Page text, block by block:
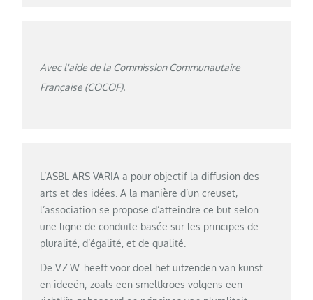
Avec l'aide de la Commission Communautaire
Française (COCOF).
L’ASBL ARS VARIA a pour objectif la diffusion des
arts et des idées. A la manière d’un creuset,
l’association se propose d’atteindre ce but selon
une ligne de conduite basée sur les principes de
pluralité, d’égalité, et de qualité.
De V.Z.W. heeft voor doel het uitzenden van kunst
en ideeën; zoals een smeltkroes volgens een